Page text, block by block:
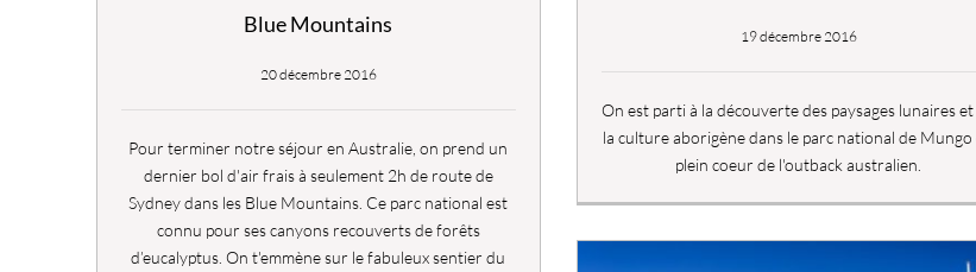
Blue Mountains
20 décembre 2016
Pour terminer notre séjour en Australie, on prend un
dernier bol d'air frais à seulement 2h de route de
Sydney dans les Blue Mountains. Ce parc national est
connu pour ses canyons recouverts de forêts
d’eucalyptus. On t'emmène sur le fabuleux sentier du
19 décembre 2016
On est parti à la découverte des paysages lunaires
la culture aborigène dans le parc national de Mungo
plein coeur de l'outback australien.